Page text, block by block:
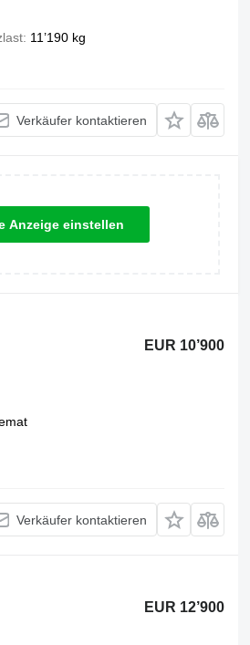
11’190 kg
Verkäufer kontaktieren
Anzeige einstellen
EUR 10’900
Verkäufer kontaktieren
EUR 12’900